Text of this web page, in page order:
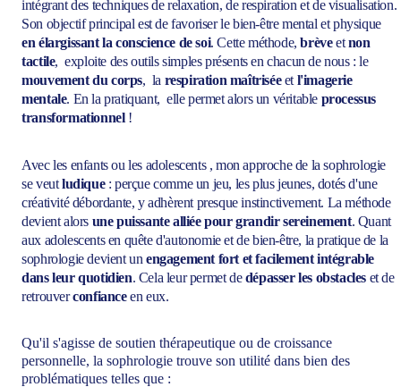
intégrant des techniques de relaxation, de respiration et de visualisation.
Son objectif principal est de favoriser le bien-être mental et physique
en élargissant la conscience de soi. Cette méthode, brève et non
tactile,  exploite des outils simples présents en chacun de nous : le
mouvement du corps,  la respiration maîtrisée et l'imagerie
mentale. En la pratiquant,  elle permet alors un véritable processus
transformationnel !
Avec les enfants ou les adolescents , mon approche de la sophrologie
se veut ludique : perçue comme un jeu, les plus jeunes, dotés d'une
créativité débordante, y adhèrent presque instinctivement. La méthode
devient alors une puissante alliée pour grandir sereinement. Quant
aux adolescents en quête d'autonomie et de bien-être, la pratique de la
sophrologie devient un engagement fort et facilement intégrable
dans leur quotidien. Cela leur permet de dépasser les obstacles et de
retrouver confiance en eux.
Qu'il s'agisse de soutien thérapeutique ou de croissance
personnelle, la sophrologie trouve son utilité dans bien des
problématiques telles que :